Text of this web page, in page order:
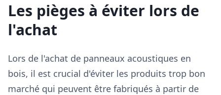
Les pièges à éviter lors de
l'achat
Lors de l'achat de panneaux acoustiques en
bois, il est crucial d'éviter les produits trop bon
marché qui peuvent être fabriqués à partir de